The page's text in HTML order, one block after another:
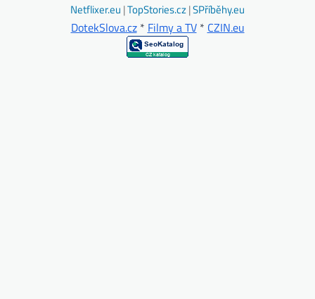
Netflixer.eu |TopStories.cz|SPříběhy.eu
DotekSlova.cz* Filmy a TV* CZIN.eu